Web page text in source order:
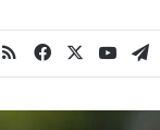
RSSFacebook